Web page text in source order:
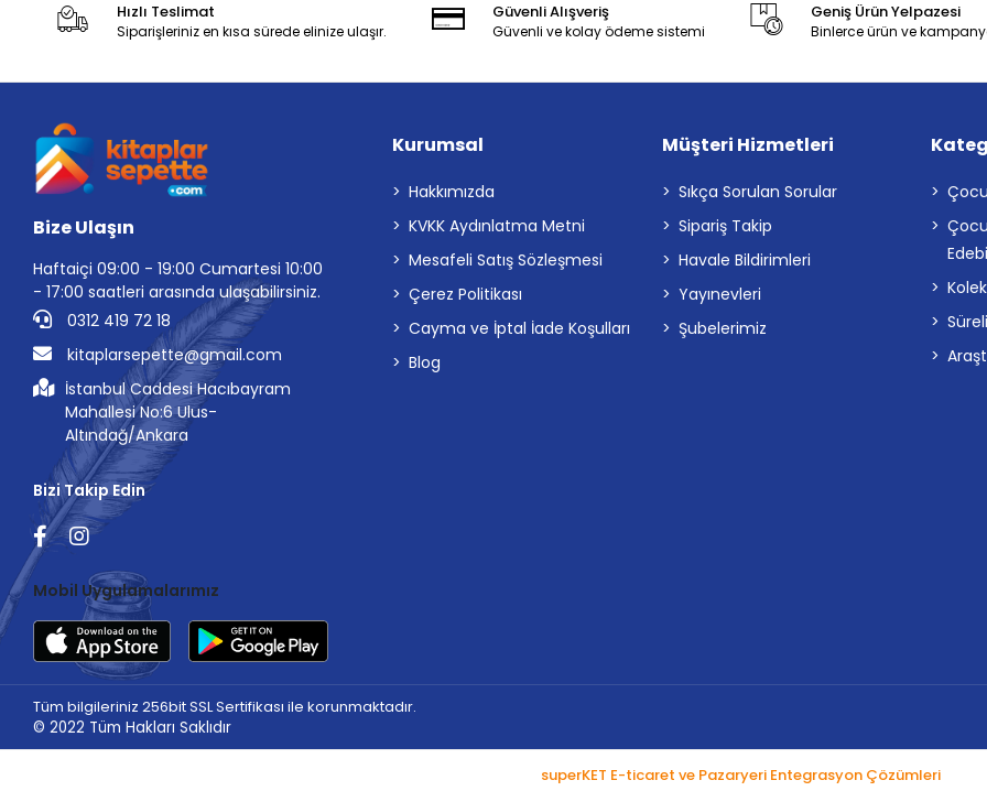
Hızlı Teslimat
Siparişleriniz en kısa sürede elinize ulaşır.
Güvenli Alışveriş
Güvenli ve kolay ödeme sistemi
Geniş Ürün Yelpazesi
Binlerce ürün ve
Bize Ulaşın
Haftaiçi 09:00 - 19:00 Cumartesi 10:00
- 17:00 saatleri arasında ulaşabilirsiniz.
0312 419 72 18
kitaplarsepette@gmail.com
İstanbul Caddesi Hacıbayram
Mahallesi No:6 Ulus-
Altındağ/Ankara
Bizi Takip Edin
Mobil Uygulamalarımız
Kurumsal
Hakkımızda
KVKK Aydınlatma Metni
Mesafeli Satış Sözleşmesi
Çerez Politikası
Cayma ve İptal İade Koşulları
Blog
Müşteri Hizmetleri
Sıkça Sorulan Sorular
Sipariş Takip
Havale Bildirimleri
Yayınevleri
Şubelerimiz
Tüm bilgileriniz 256bit SSL Sertifikası ile korunmaktadır.
© 2022 Tüm Hakları Saklıdır
superKET E-ticaret ve Pazaryeri Entegrasyon Çözümleri